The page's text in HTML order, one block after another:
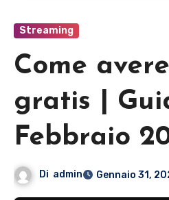
Streaming
Come
gratis |
Febbraio
Di admin Gennaio 31,